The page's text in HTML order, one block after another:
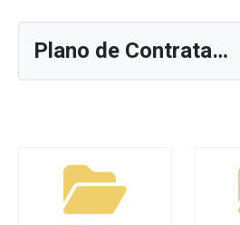
Plano de Contratações Anual (PCA)